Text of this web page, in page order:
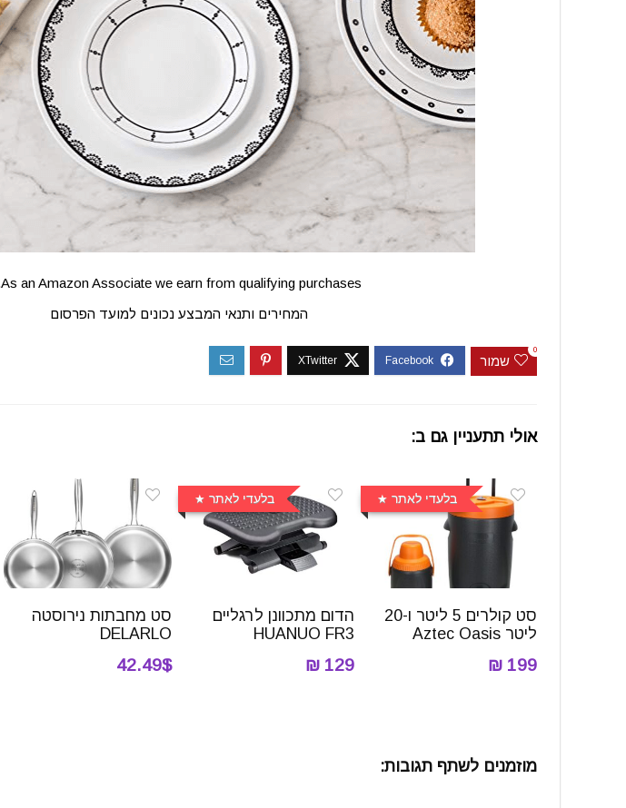
As an Amazon Associate we earn from qualifying purchases.
המחירים ותנאי המבצע נכונים למועד הפרסום
שמור
0
אולי תתעניין גם ב:
בלעדי לאתר
סט קולרים 5 ליטר ו-20
ליטר Aztec Oasis
199 ₪
בלעדי לאתר
הדום מתכוונן לרגליים
HUANUO FR3
129 ₪
סט מחבתות נירוסטה
DELARLO
42.49$
מוזמנים לשתף תגובות: